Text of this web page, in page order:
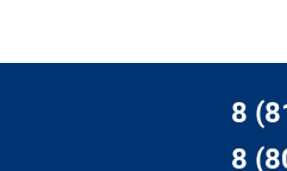
8
8